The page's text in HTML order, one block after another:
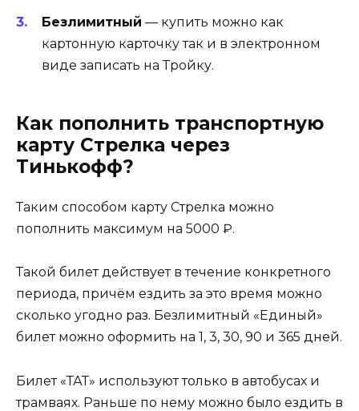
Безлимитный — купить можно как
картонную карточку так и в электронном
виде записать на Тройку.
Как пополнить транспортную
карту Стрелка через
Тинькофф?
Таким способом карту Стрелка можно
пополнить максимум на 5000 ₽.
Такой билет действует в течение конкретного
периода, причём ездить за это время можно
сколько угодно раз. Безлимитный «Единый»
билет можно оформить на 1, 3, 30, 90 и 365 дней.
Билет «ТАТ» используют только в автобусах и
трамваях. Раньше по нему можно было ездить в